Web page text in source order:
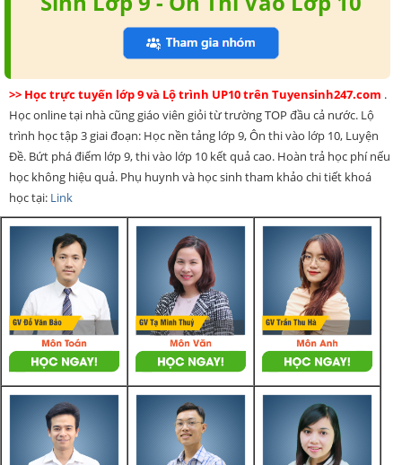
>> Học trực tuyến lớp 9 và Lộ trình UP10 trên Tuyensinh247.com .
Học online tại nhà cũng giáo viên giỏi từ trường TOP đầu cả nước. Lộ
trình học tập 3 giai đoạn: Học nền tảng lớp 9, Ôn thi vào lớp 10, Luyện
Đề. Bứt phá điểm lớp 9, thi vào lớp 10 kết quả cao. Hoàn trả học phí nếu
học không hiệu quả. Phụ huynh và học sinh tham khảo chi tiết khoá
học tại: Link